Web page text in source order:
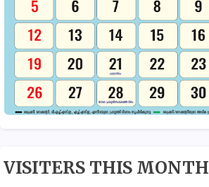
VISITERS THIS MONTH